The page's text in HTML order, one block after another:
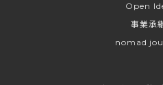
Open
事業承
nomad